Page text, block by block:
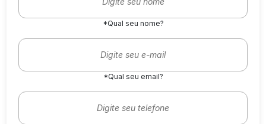
*Qual seu nome?
*Qual seu email?